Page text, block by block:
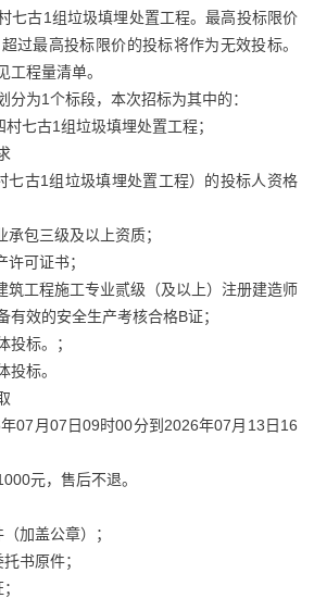
七古1组垃圾填埋处置工程。最高投标限价
过最高投标限价的投标将作为无效投标。
工程量清单。
分为1个标段，本次招标为其中的：
村七古1组垃圾填埋处置工程；
七古1组垃圾填埋处置工程）的投标人资格
包三级及以上资质；
可证书；
筑工程施工专业贰级（及以上）注册建造师
有效的安全生产考核合格B证；
投标。；
投标。
07月07日09时00分到2026年07月13日16
元，售后不退。
加盖公章）；
书原件；